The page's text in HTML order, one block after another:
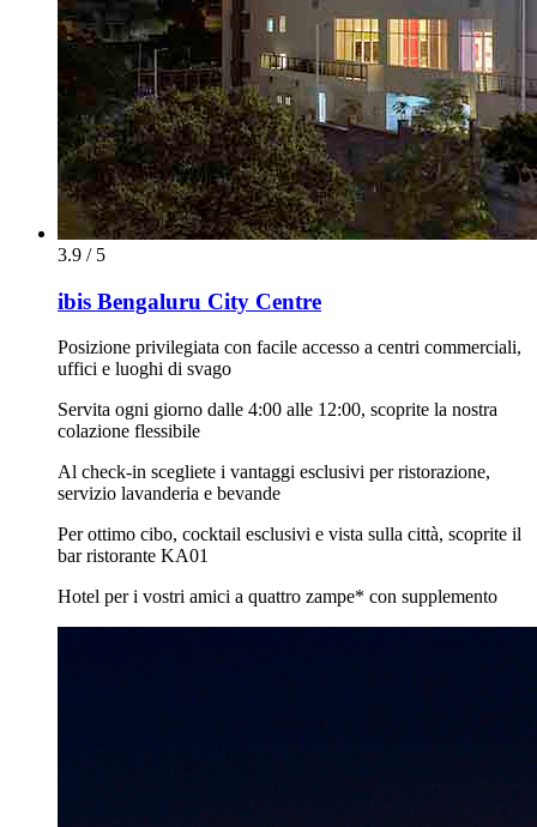
3.9 / 5
ibis Bengaluru City Centre
Posizione privilegiata con facile accesso a centri commerciali,
uffici e luoghi di svago
Servita ogni giorno dalle 4:00 alle 12:00, scoprite la nostra
colazione flessibile
Al check-in scegliete i vantaggi esclusivi per ristorazione,
servizio lavanderia e bevande
Per ottimo cibo, cocktail esclusivi e vista sulla città, scoprite il
bar ristorante KA01
Hotel per i vostri amici a quattro zampe* con supplemento